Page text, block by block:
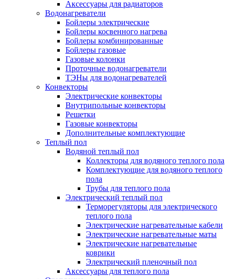
Аксессуары для радиаторов
Водонагреватели
Бойлеры электрические
Бойлеры косвенного нагрева
Бойлеры комбинированные
Бойлеры газовые
Газовые колонки
Проточные водонагреватели
ТЭНы для водонагревателей
Конвекторы
Электрические конвекторы
Внутрипольные конвекторы
Решетки
Газовые конвекторы
Дополнительные комплектующие
Теплый пол
Водяной теплый пол
Коллекторы для водяного теплого пола
Комплектующие для водяного теплого
пола
Трубы для теплого пола
Электрический теплый пол
Терморегуляторы для электрического
теплого пола
Электрические нагревательные кабели
Электрические нагревательные маты
Электрические нагревательные
коврики
Электрический пленочный пол
Аксессуары для теплого пола